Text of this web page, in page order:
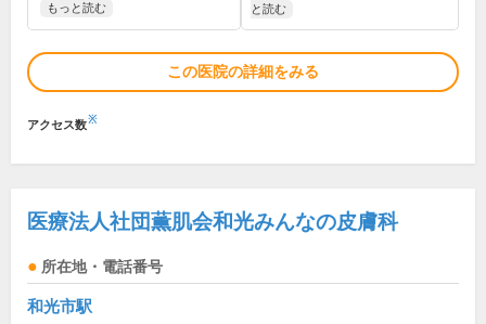
もっと読む
と読む
この医院の詳細をみる
アクセス数※
医療法人社団薫肌会和光みんなの皮膚科
所在地・電話番号
和光市駅